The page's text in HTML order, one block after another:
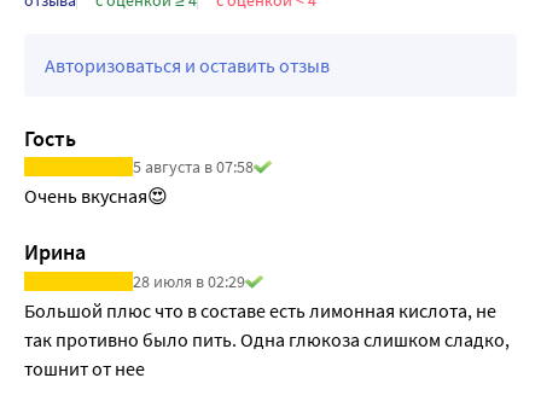
Авторизоваться и оставить отзыв
Гость
5 августа в 07:58
Очень вкусная😍
Ирина
28 июля в 02:29
Большой плюс что в составе есть лимонная кислота, не
так противно было пить. Одна глюкоза слишком сладко,
тошнит от нее